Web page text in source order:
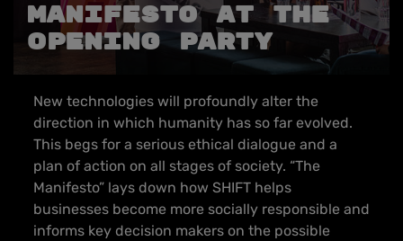
Manifesto At The
Opening Party
New technologies will profoundly alter the
direction in which humanity has so far evolved.
This begs for a serious ethical dialogue and a
plan of action on all stages of society. “The
Manifesto” lays down how SHIFT helps
businesses become more socially responsible and
informs key decision makers on the possible